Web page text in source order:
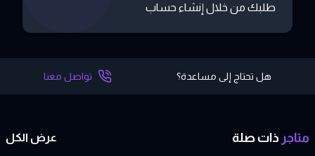
طلبك من خلال إنشاء حساب
هل تحتاج إلى مساعدة؟ تواصل معنا
متاجر ذات صلة عرض الكل